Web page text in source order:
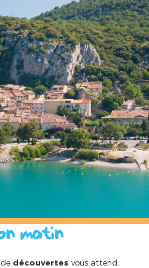
matin
découvertes vous attend.